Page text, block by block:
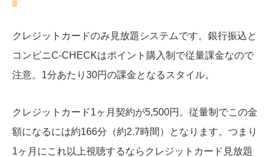
クレジットカードのみ見放題システムです。銀行振込と
コンビニC-CHECKはポイント購入制で従量課金なので
注意。1分あたり30円の課金となるスタイル。
クレジットカード1ヶ月契約が5,500円。従量制でこの金
額になるには約166分（約2.7時間）となります。つまり
1ヶ月にこれ以上視聴するならクレジットカード見放題